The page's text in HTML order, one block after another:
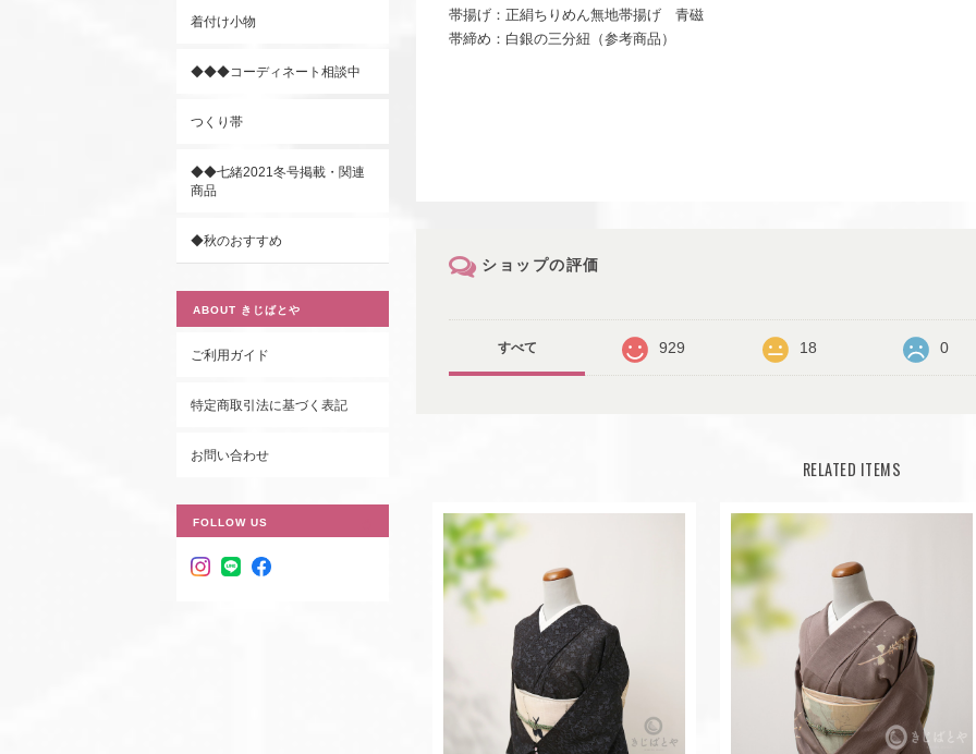
帯揚げ：正絹ちりめん無地帯揚げ 青磁
帯締め：白銀の三分紐（参考商品）
ショップの評価
すべて 929 18 0
RELATED ITEMS
着付け小物
◆◆◆コーディネート相談中
つくり帯
◆◆七緒2021冬号掲載・関連
商品
◆秋のおすすめ
ABOUT きじばとや
ご利用ガイド
特定商取引法に基づく表記
お問い合わせ
FOLLOW US